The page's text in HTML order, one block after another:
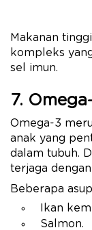
Makanan
kompleks
sel imun.
7.
Omega-3
anak yang
dalam tubuh.
terjaga
Beberapa
Ikan
Salmon.